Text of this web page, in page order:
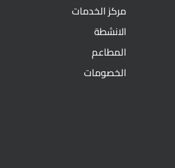
مركز الخدمات
الانشطة
المطاعم
الخصومات